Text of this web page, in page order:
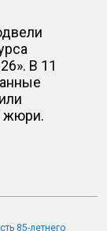
В 11
жюри.